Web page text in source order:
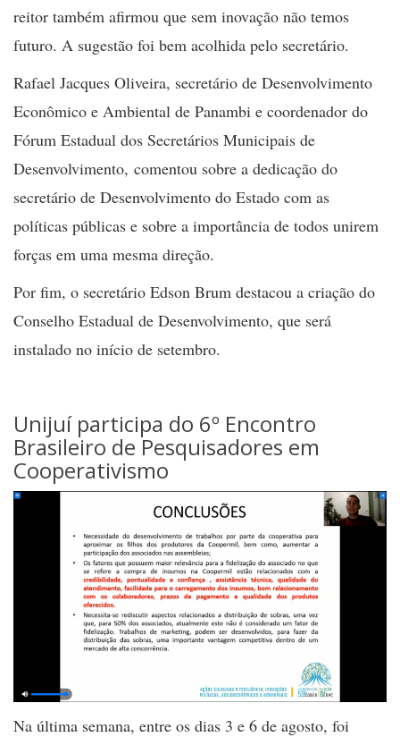
reitor também afirmou que sem inovação não temos
futuro. A sugestão foi bem acolhida pelo secretário.
Rafael Jacques Oliveira, secretário de Desenvolvimento
Econômico e Ambiental de Panambi e coordenador do
Fórum Estadual dos Secretários Municipais de
Desenvolvimento, comentou sobre a dedicação do
secretário de Desenvolvimento do Estado com as
políticas públicas e sobre a importância de todos unirem
forças em uma mesma direção.
Por fim, o secretário Edson Brum destacou a criação do
Conselho Estadual de Desenvolvimento, que será
instalado no início de setembro.
Unijuí participa do 6º Encontro
Brasileiro de Pesquisadores em
Cooperativismo
Na última semana, entre os dias 3 e 6 de agosto, foi